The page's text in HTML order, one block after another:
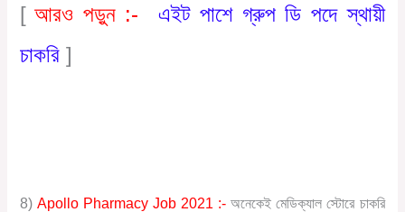
[ আরও পড়ুন :-
এইট পাশে গ্রুপ ডি পদে স্থায়ী
চাকরি ]
8) Apollo Pharmacy Job 2021 :- অনেকেই মেডিক্যাল স্টোরে চাকরি